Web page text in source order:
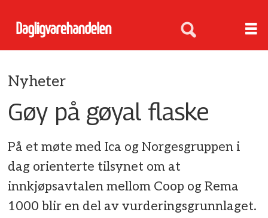
Nyheter
Gøy på gøyal flaske
På et møte med Ica og Norgesgruppen i
dag orienterte tilsynet om at
innkjøpsavtalen mellom Coop og Rema
1000 blir en del av vurderingsgrunnlaget.